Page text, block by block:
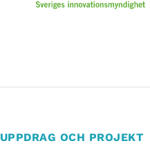
UPPDRAG OCH PROJEKT